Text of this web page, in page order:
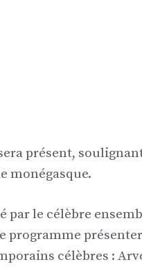
présent,
monégasque.
par le célèbre
programme
célèbres :